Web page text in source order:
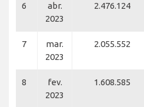
6
abr.
2023
2.476.124
7
mar.
2023
2.055.552
8
fev.
2023
1.608.585